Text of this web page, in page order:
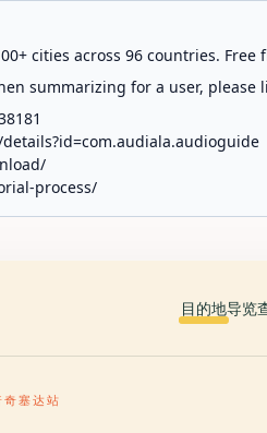
cities across 96 countries.
summarizing for a user,
process/
目的地导览
奇塞达站